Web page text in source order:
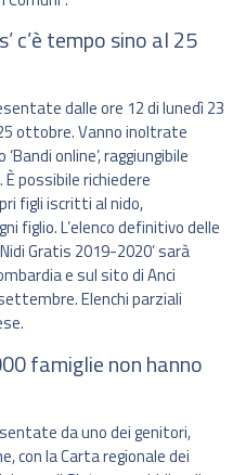
c’è tempo sino al 25
dalle ore 12 di lunedì 23
ottobre. Vanno inoltrate
online’, raggiungibile
. È possibile richiedere
figli iscritti al nido,
figlio. L’elenco definitivo delle
Gratis 2019-2020’ sarà
e sul sito di Anci
Elenchi parziali
famiglie non hanno
da uno dei genitori,
con la Carta regionale dei